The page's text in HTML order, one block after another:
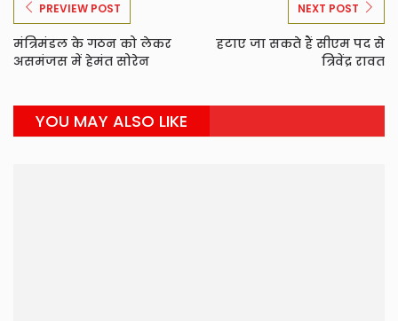
PREVIEW POST
मंत्रिमंडल के गठन को लेकर
असमंजस में हेमंत सोरेन
NEXT POST
हटाए जा सकते हैं सीएम पद से
त्रिवेंद्र रावत
YOU MAY ALSO LIKE